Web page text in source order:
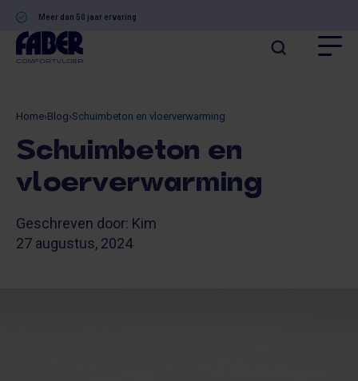
Meer dan 50 jaar ervaring
Home›Blog›Schuimbeton en vloerverwarming
Schuimbeton en
vloerverwarming
Geschreven door: Kim
27 augustus, 2024